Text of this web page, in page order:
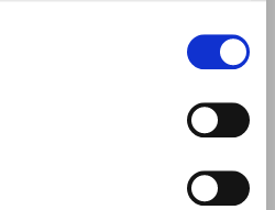
Wachtwoord vergeten?